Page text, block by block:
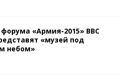
«Армия-2015» ВВС
«музей под
небом»